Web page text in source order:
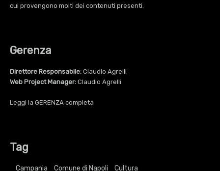
cui provengono molti dei contenuti presenti.
Gerenza
Direttore Responsabile: Claudio Agrelli
Web Project Manager: Claudio Agrelli
Leggi la GERENZA completa
Tag
Campania Comune di Napoli
Cultura